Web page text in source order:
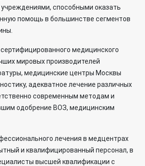
способными оказать
помощь в большинстве сегментов
медицинского
мировых производителей
медицинские центры Москвы
адекватное лечение различных
современным методам и
одобрение ВОЗ, медицинским
лечения в медцентрах
и квалифицированный персонал, в
высшей квалификации с